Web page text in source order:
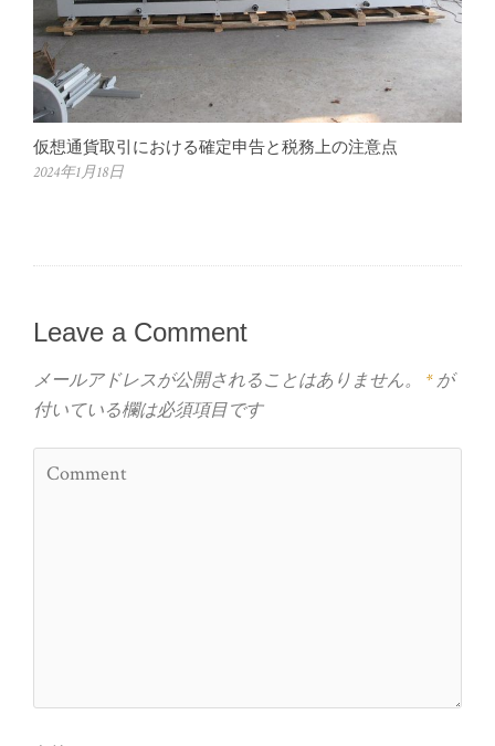
仮想通貨取引における確定申告と税務上の注意点
2024年1月18日
Leave a Comment
メールアドレスが公開されることはありません。 *が
付いている欄は必須項目です